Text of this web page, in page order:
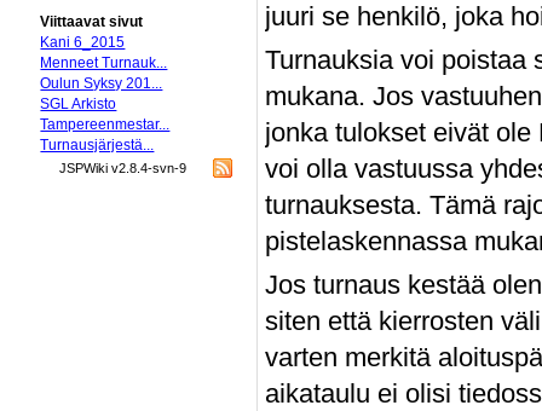
juuri se henkilö, joka
Turnauksia voi poistaa
mukana. Jos
jonka tulokset eivät
voi olla vastuussa
turnauksesta. Tämä
pistelaskennassa
Jos turnaus kestää
siten että kierrosten
varten merkitä
aikataulu ei olisi
Viittaavat sivut
Kani 6_2015
Menneet Turnauk...
Oulun Syksy 201...
SGL Arkisto
Tampereenmestar...
Turnausjärjestä...
JSPWiki v2.8.4-svn-9